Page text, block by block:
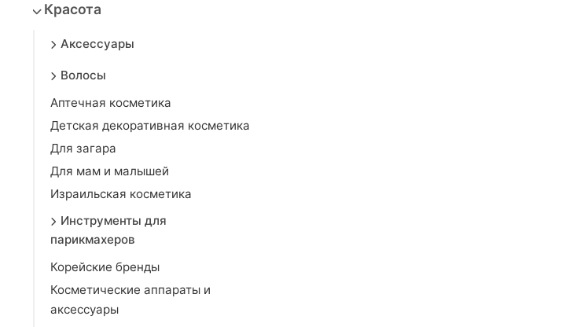
Красота
Аксессуары
Волосы
Аптечная косметика
Детская декоративная косметика
Для загара
Для мам и малышей
Израильская косметика
Инструменты для
парикмахеров
Корейские бренды
Косметические аппараты и
аксессуары